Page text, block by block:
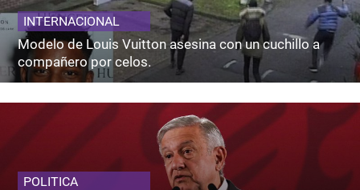
INTERNACIONAL
Modelo de Louis Vuitton asesina con un cuchillo a
compañero por celos.
POLITICA